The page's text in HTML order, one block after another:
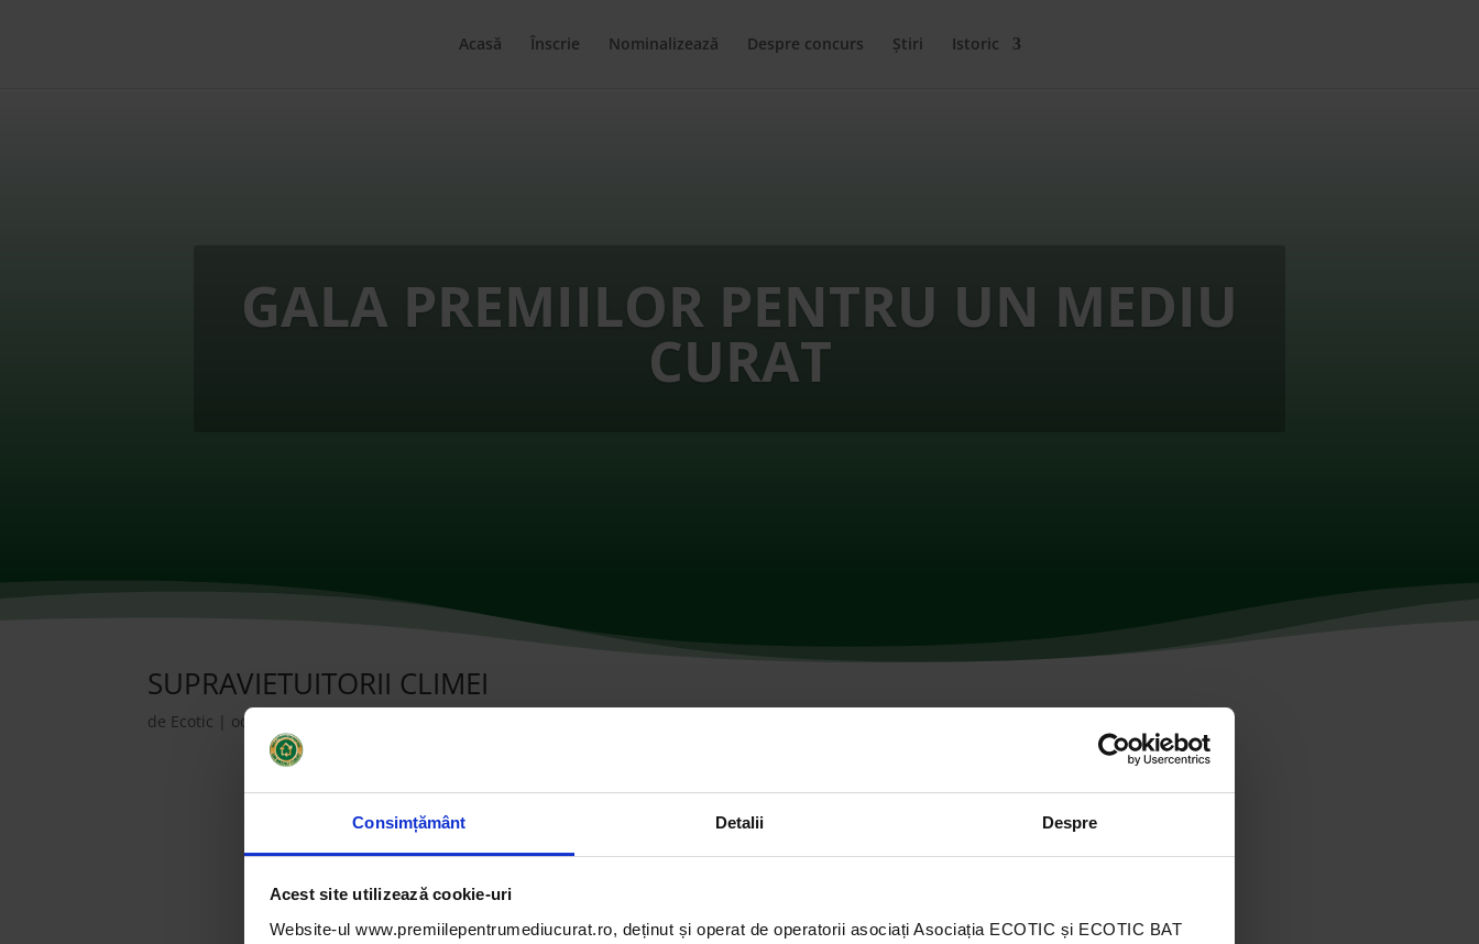
Consimțământ Detalii Despre
Acest site utilizează cookie-uri
Website-ul www.premiilepentrumediucurat.ro, deținut și operat de operatorii asociați Asociația ECOTIC și ECOTIC BAT
Acasă Înscrie Nominalizează Despre concurs Știri Istoric
GALA PREMIILOR PENTRU UN MEDIU
CURAT
SUPRAVIETUITORII CLIMEI
de Ecotic | oct. 28, 2021